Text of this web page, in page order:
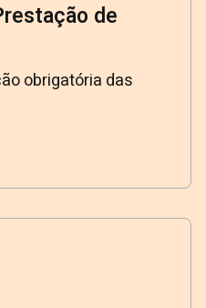
de
obrigatória das